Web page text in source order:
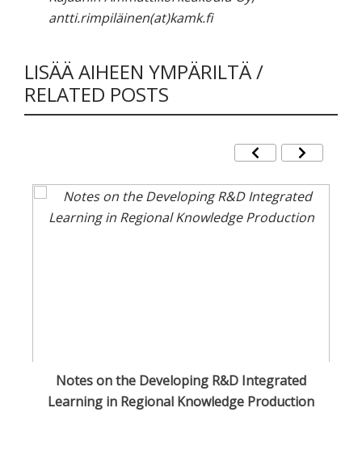
antti.rimpiläinen(at)kamk.fi
LISÄÄ AIHEEN YMPÄRILTÄ /
RELATED POSTS
Notes on the Developing R&D Integrated
Learning in Regional Knowledge Production